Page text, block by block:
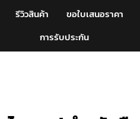
รีวิวสินค้า ขอใบเสนอราคา
การรับประกัน